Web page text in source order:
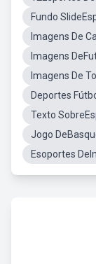
Fundo
Imagens De
Imagens
Imagens De
Deportes
Texto
Jogo
Esoportes